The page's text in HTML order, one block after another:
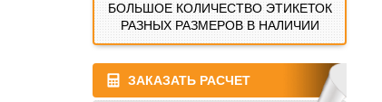
БОЛЬШОЕ КОЛИЧЕСТВО ЭТИКЕТОК
РАЗНЫХ РАЗМЕРОВ В НАЛИЧИИ
ЗАКАЗАТЬ РАСЧЕТ